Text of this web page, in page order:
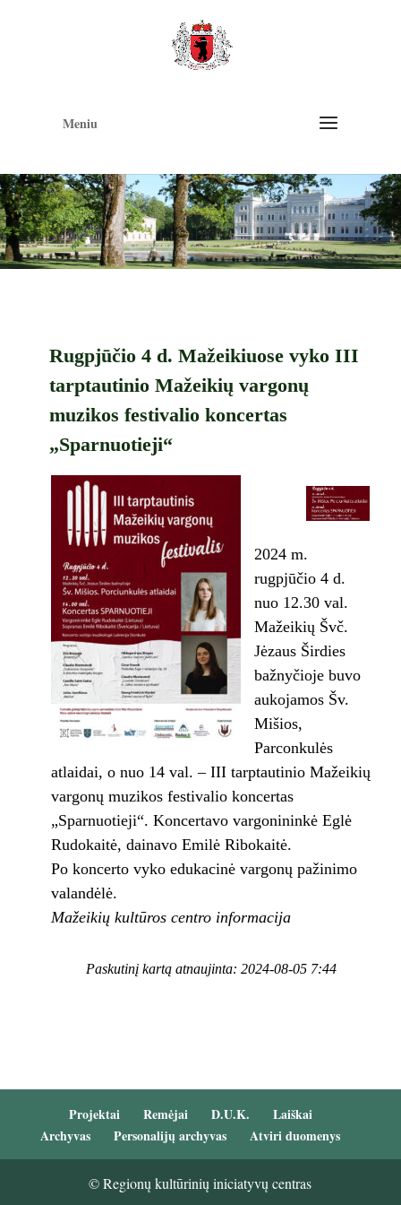
Meniu
Rugpjūčio 4 d. Mažeikiuose vyko III
tarptautinio Mažeikių vargonų
muzikos festivalio koncertas
„Sparnuotieji“
2024 m.
rugpjūčio 4 d.
nuo 12.30 val.
Mažeikių Švč.
Jėzaus Širdies
bažnyčioje buvo
aukojamos Šv.
Mišios,
Parconkulės
atlaidai, o nuo 14 val. – III tarptautinio Mažeikių
vargonų muzikos festivalio koncertas
„Sparnuotieji“. Koncertavo vargonininkė Eglė
Rudokaitė, dainavo Emilė Ribokaitė.
Po koncerto vyko edukacinė vargonų pažinimo
valandėlė.
Mažeikių kultūros centro informacija
Paskutinį kartą atnaujinta: 2024-08-05 7:44
Projektai Remėjai D.U.K.
Laiškai
Archyvas
Personalijų archyvas Atviri duomenys
© Regionų kultūrinių iniciatyvų centras